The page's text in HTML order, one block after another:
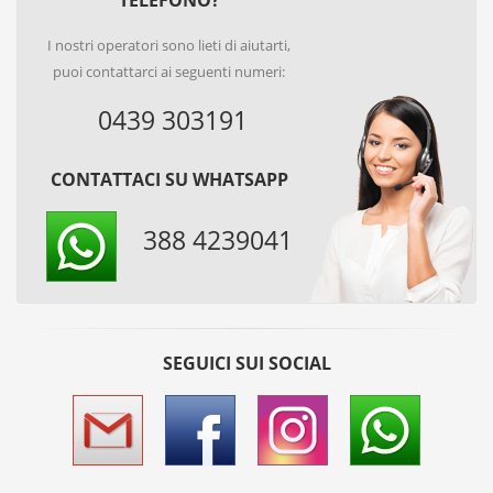
I nostri operatori sono lieti di aiutarti,
puoi contattarci ai seguenti numeri:
0439 303191
CONTATTACI SU WHATSAPP
388 4239041
SEGUICI SUI SOCIAL